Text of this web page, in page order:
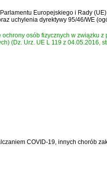
Europejskiego i Rady
uchylenia dyrektywy 95/46/WE
osób fizycznych w związku z
(Dz. Urz. UE L 119 z 04.05.2016,
COVID-19, innych chorób